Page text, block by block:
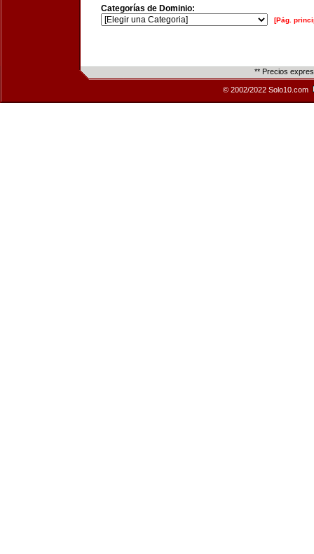
Categorías de Dominio:
[Pág.
** Precios
© 2002/2022 Solo10.com